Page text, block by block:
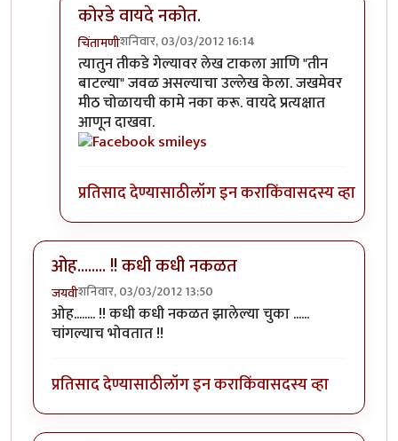
कोरडे वायदे नकोत.
चिंतामणीशनिवार, 03/03/2012 16:14
In reply toपुढल्या भारतवारीत 'सप्रेमbyगणपा
त्यातुन तीकडे गेल्यावर लेख टाकला आणि "तीन
बाटल्या" जवळ असल्याचा उल्लेख केला. जखमेवर
मीठ चोळायची कामे नका करू. वायदे प्रत्यक्षात
आणून दाखवा.
प्रतिसाद देण्यासाठीलॉग इन कराकिंवासदस्य व्हा
ओह........ !! कधी कधी नकळत
जयवीशनिवार, 03/03/2012 13:50
ओह........ !! कधी कधी नकळत झालेल्या चुका ......
चांगल्याच भोवतात !!
प्रतिसाद देण्यासाठीलॉग इन कराकिंवासदस्य व्हा